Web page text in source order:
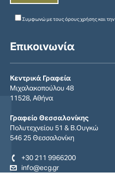
Συμφωνώ με τους όρους χρήσης και την
Επικοινωνία
Κεντρικά Γραφεία
Μιχαλακοπούλου 48
11528, Αθήνα
Γραφείο Θεσσαλονίκης
Πολυτεχνείου 51 & Β.Ουγκώ
546 25 Θεσσαλονίκη
+30 211 9966200
info@ecg.gr